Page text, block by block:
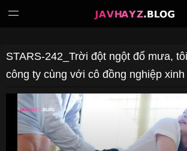
Tiếng Việt 中
日本語
STARS-242_Trời đột ngột đổ mưa,
công ty cùng với cô đồng nghiệp xinh